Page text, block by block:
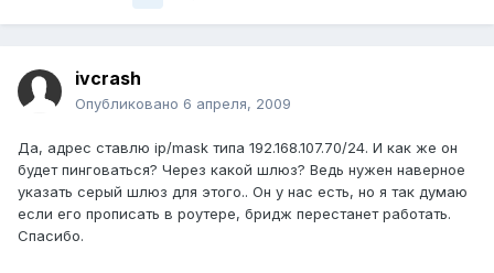
ivcrash
Опубликовано 6 апреля, 2009
Да, адрес ставлю ip/mask типа 192.168.107.70/24. И как же он
будет пинговаться? Через какой шлюз? Ведь нужен наверное
указать серый шлюз для этого.. Он у нас есть, но я так думаю
если его прописать в роутере, бридж перестанет работать.
Спасибо.